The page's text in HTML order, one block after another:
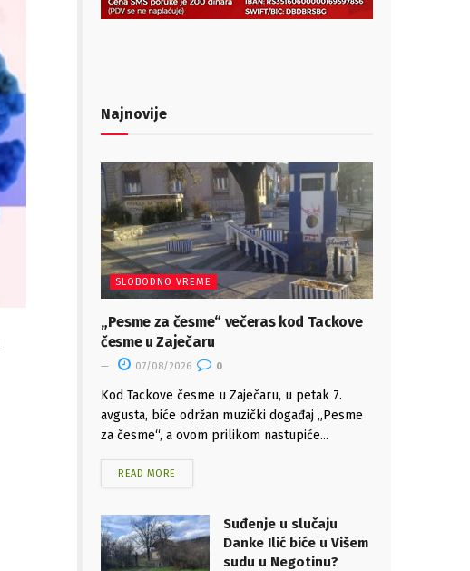
Najnovije
SLOBODNO VREME
„Pesme za česme“ večeras kod Tackove
česme u Zaječaru
07/08/2026 0
Kod Tackove česme u Zaječaru, u petak 7.
avgusta, biće održan muzički događaj „Pesme
za česme“, a ovom prilikom nastupiće...
READ MORE
Suđenje u slučaju
Danke Ilić biće u Višem
sudu u Negotinu?